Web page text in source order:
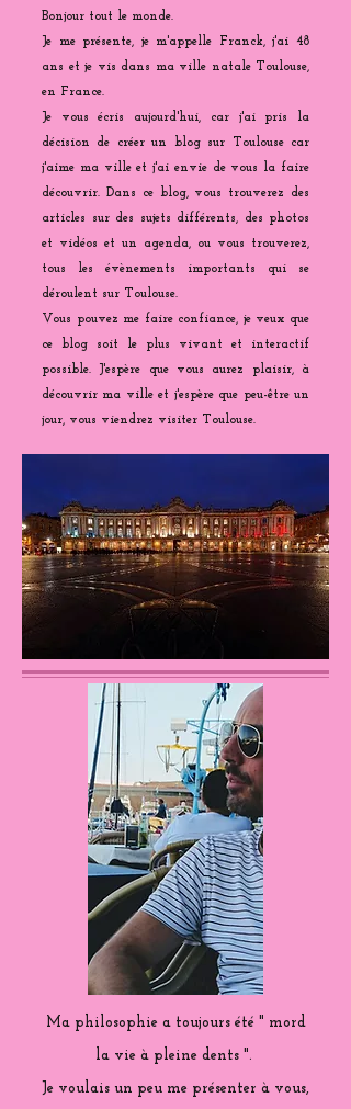
Bonjour tout le monde.
Je me présente, je m'appelle Franck, j'ai 48
ans et je vis dans ma ville natale Toulouse,
en France.
Je vous écris aujourd'hui, car j'ai pris la
décision de créer un blog sur Toulouse car
j'aime ma ville et j'ai envie de vous la faire
découvrir. Dans ce blog, vous trouverez des
articles sur des sujets différents, des photos
et vidéos et un agenda, ou vous trouverez,
tous les évènements importants qui se
déroulent sur Toulouse.
Vous pouvez me faire confiance, je veux que
ce blog soit le plus vivant et interactif
possible. J'espère que vous aurez plaisir, à
découvrir ma ville et j'espère que peu-être un
jour, vous viendrez visiter Toulouse.
Ma philosophie a toujours été " mord
la vie à pleine dents ".
Je voulais un peu me présenter à vous,